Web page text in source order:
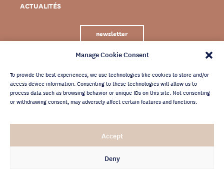
Manage Cookie Consent
To provide the best experiences, we use technologies like cookies to store and/or
access device information. Consenting to these technologies will allow us to
process data such as browsing behavior or unique IDs on this site. Not consenting
or withdrawing consent, may adversely affect certain features and functions.
Accept
Deny
ACTUALITÉS
newsletter
MENTIONS LÉGALES
CRÉDITS
POLITIQUE DE CONFIDENTIALITÉ
ARCHIVES NEWSLETTER